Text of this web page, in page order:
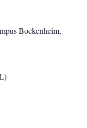
Bockenheim,